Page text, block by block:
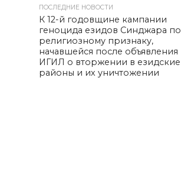
ПОСЛЕДНИЕ НОВОСТИ
К 12-й годовщине кампании
геноцида езидов Синджара по
религиозному признаку,
начавшейся после объявления
ИГИЛ о вторжении в езидские
районы и их уничтожении